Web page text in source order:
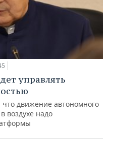
управлять
движение автономного
воздухе надо